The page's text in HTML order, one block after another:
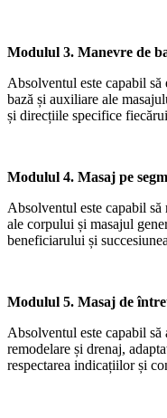
Modulul 3. Manevre de
Absolventul este capabil
bază și auxiliare ale
și direcțiile specifice
Modulul 4. Masaj pe
Absolventul este capabil să
ale corpului și masajul
beneficiarului și
Modulul 5. Masaj de
Absolventul este capabil
remodelare și drenaj,
respectarea indicațiilor și